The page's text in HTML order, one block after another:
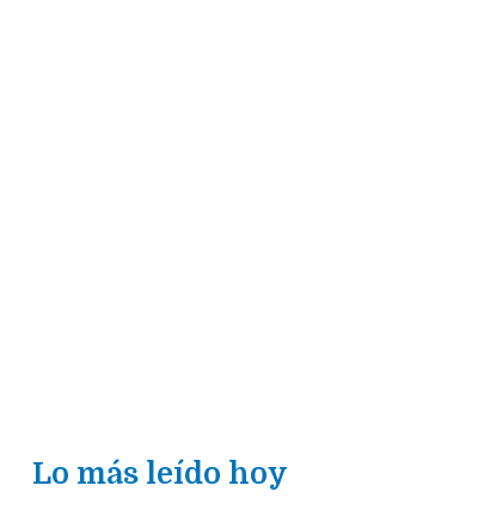
Lo más leído hoy